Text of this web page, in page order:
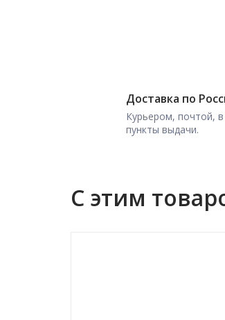
Доставка по
Курьером, почтой,
пункты выдачи.
С этим